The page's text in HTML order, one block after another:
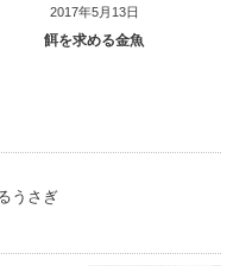
2017年5月13日
餌を求める金魚
うさぎ